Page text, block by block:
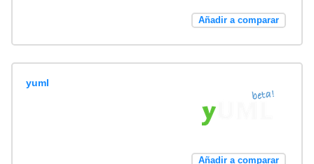
Añadir a comparar
yuml
Añadir a comparar